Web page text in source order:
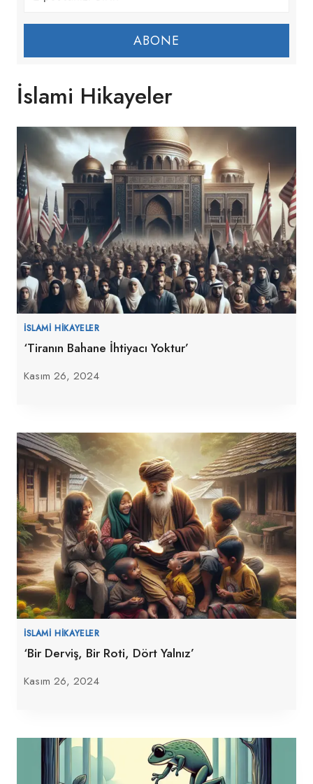
ABONE
İslami Hikayeler
İSLAMI HIKAYELER
‘Tiranın Bahane İhtiyacı Yoktur’
Kasım 26, 2024
İSLAMI HIKAYELER
‘Bir Derviş, Bir Roti, Dört Yalnız’
Kasım 26, 2024